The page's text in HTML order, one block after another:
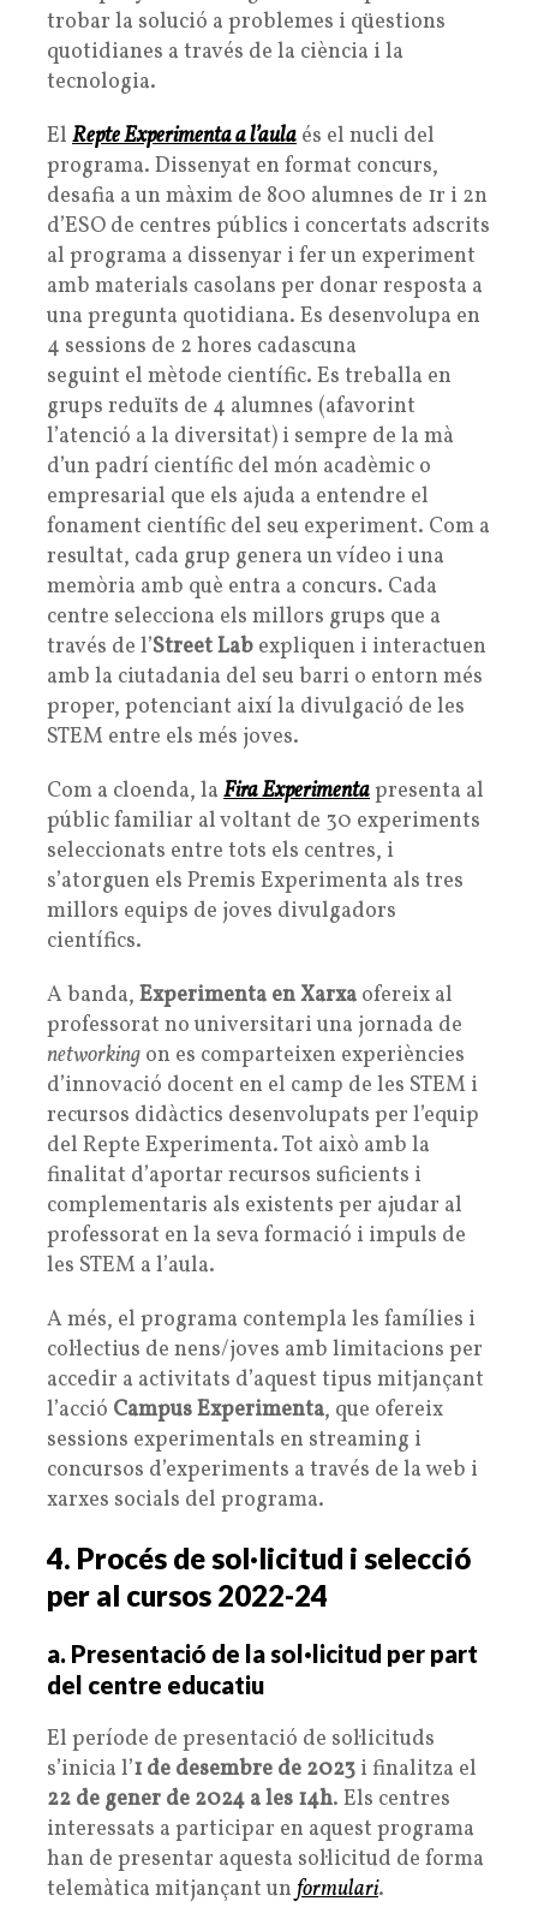
trobar la solució a problemes i qüestions
quotidianes a través de la ciència i la
tecnologia.
El Repte Experimenta a l’aula és el nucli del
programa. Dissenyat en format concurs,
desafia a un màxim de 800 alumnes de 1r i 2n
d’ESO de centres públics i concertats adscrits
al programa a dissenyar i fer un experiment
amb materials casolans per donar resposta a
una pregunta quotidiana. Es desenvolupa en
4 sessions de 2 hores cadascuna
seguint el mètode científic. Es treballa en
grups reduïts de 4 alumnes (afavorint
l’atenció a la diversitat) i sempre de la mà
d’un padrí científic del món acadèmic o
empresarial que els ajuda a entendre el
fonament científic del seu experiment. Com a
resultat, cada grup genera un vídeo i una
memòria amb què entra a concurs. Cada
centre selecciona els millors grups que a
través de l’Street Lab expliquen i interactuen
amb la ciutadania del seu barri o entorn més
proper, potenciant així la divulgació de les
STEM entre els més joves.
Com a cloenda, la Fira Experimentapresenta al
públic familiar al voltant de 30 experiments
seleccionats entre tots els centres, i
s’atorguen els Premis Experimenta als tres
millors equips de joves divulgadors
científics.
A banda, Experimenta en Xarxa ofereix al
professorat no universitari una jornada de
networking on es comparteixen experiències
d’innovació docent en el camp de les STEM i
recursos didàctics desenvolupats per l’equip
del Repte Experimenta. Tot això amb la
finalitat d’aportar recursos suficients i
complementaris als existents per ajudar al
professorat en la seva formació i impuls de
les STEM a l’aula.
A més, el programa contempla les famílies i
col·lectius de nens/joves amb limitacions per
accedir a activitats d’aquest tipus mitjançant
l’acció Campus Experimenta, que ofereix
sessions experimentals en streaming i
concursos d’experiments a través de la web i
xarxes socials del programa.
4. Procés de sol·licitud i selecció
per al cursos 2022-24
a. Presentació de la sol·licitud per part
del centre educatiu
El període de presentació de sol·licituds
s’inicia l’1 de desembre de 2023 i finalitza el
22 de gener de 2024 a les 14h. Els centres
interessats a participar en aquest programa
han de presentar aquesta sol·licitud de forma
telemàtica mitjançant un formulari.